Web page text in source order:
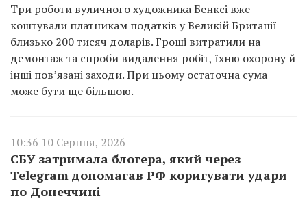
Три роботи вуличного художника Бенксі вже
коштували платникам податків у Великій Британії
близько 200 тисяч доларів. Гроші витратили на
демонтаж та спроби видалення робіт, їхню охорону й
інші пов’язані заходи. При цьому остаточна сума
може бути ще більшою.
10:36 10 Серпня, 2026
СБУ затримала блогера, який через
Telegram допомагав РФ коригувати удари
по Донеччині